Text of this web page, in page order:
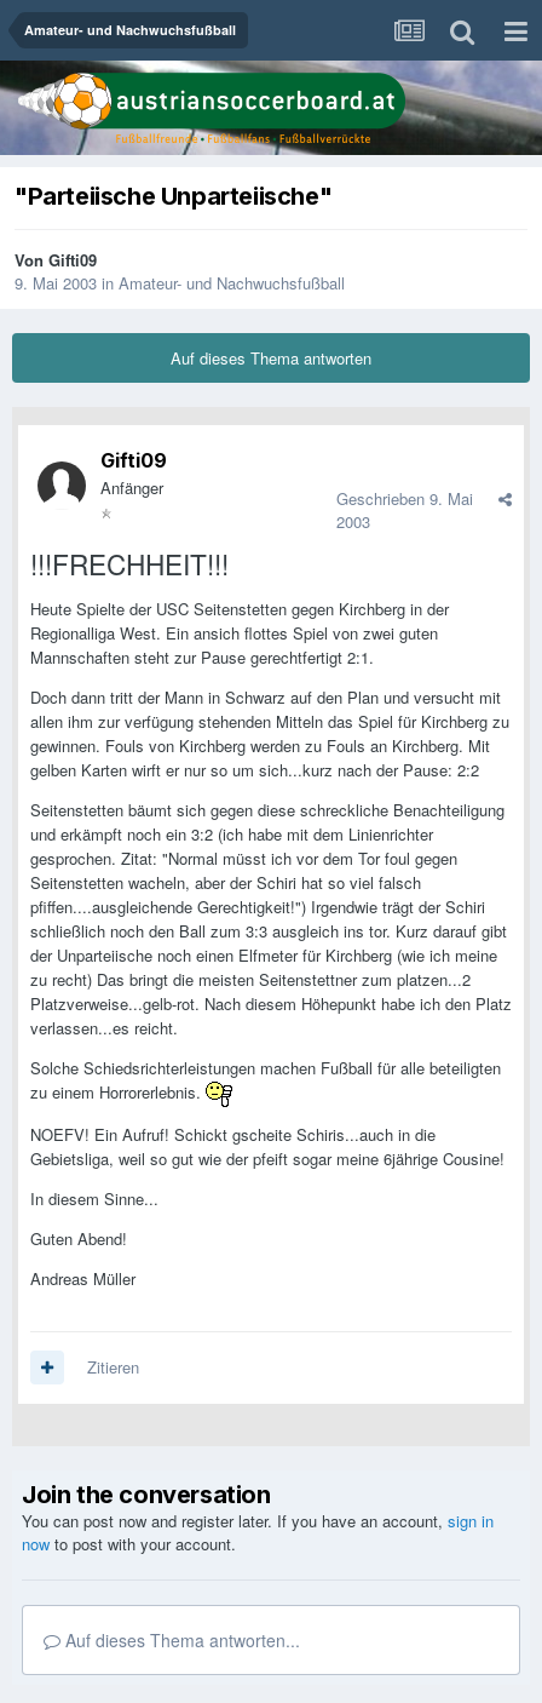
Amateur- und Nachwuchsfußball
"Parteiische Unparteiische"
Von Gifti09
9. Mai 2003 in Amateur- und Nachwuchsfußball
Auf dieses Thema antworten
Gifti09
Anfänger Geschrieben 9. Mai
2003
!!!FRECHHEIT!!!
Heute Spielte der USC Seitenstetten gegen Kirchberg in der
Regionalliga West. Ein ansich flottes Spiel von zwei guten
Mannschaften steht zur Pause gerechtfertigt 2:1.
Doch dann tritt der Mann in Schwarz auf den Plan und versucht mit
allen ihm zur verfügung stehenden Mitteln das Spiel für Kirchberg zu
gewinnen. Fouls von Kirchberg werden zu Fouls an Kirchberg. Mit
gelben Karten wirft er nur so um sich...kurz nach der Pause: 2:2
Seitenstetten bäumt sich gegen diese schreckliche Benachteiligung
und erkämpft noch ein 3:2 (ich habe mit dem Linienrichter
gesprochen. Zitat: "Normal müsst ich vor dem Tor foul gegen
Seitenstetten wacheln, aber der Schiri hat so viel falsch
pfiffen....ausgleichende Gerechtigkeit!") Irgendwie trägt der Schiri
schließlich noch den Ball zum 3:3 ausgleich ins tor. Kurz darauf gibt
der Unparteiische noch einen Elfmeter für Kirchberg (wie ich meine
zu recht) Das bringt die meisten Seitenstettner zum platzen...2
Platzverweise...gelb-rot. Nach diesem Höhepunkt habe ich den Platz
verlassen...es reicht.
Solche Schiedsrichterleistungen machen Fußball für alle beteiligten
zu einem Horrorerlebnis.
NOEFV! Ein Aufruf! Schickt gscheite Schiris...auch in die
Gebietsliga, weil so gut wie der pfeift sogar meine 6jährige Cousine!
In diesem Sinne...
Guten Abend!
Andreas Müller
Zitieren
Join the conversation
You can post now and register later. If you have an account, sign in
now to post with your account.
Auf dieses Thema antworten...